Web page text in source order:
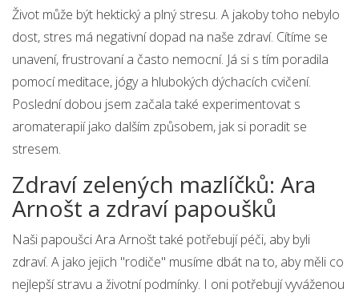
Život může být hektický a plný stresu. A jakoby toho nebylo
dost, stres má negativní dopad na naše zdraví. Cítíme se
unavení, frustrovaní a často nemocní. Já si s tím poradila
pomocí meditace, jógy a hlubokých dýchacích cvičení.
Poslední dobou jsem začala také experimentovat s
aromaterapií jako dalším způsobem, jak si poradit se
stresem.
Zdraví zelených mazlíčků: Ara
Arnošt a zdraví papoušků
Naši papoušci Ara Arnošt také potřebují péči, aby byli
zdraví. A jako jejich "rodiče" musíme dbát na to, aby měli co
nejlepší stravu a životní podmínky. I oni potřebují vyváženou